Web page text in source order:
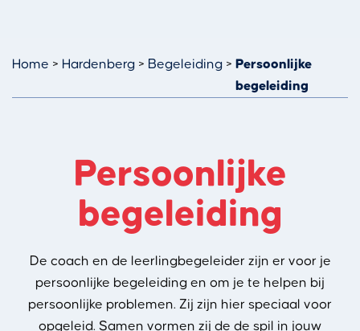
Home Hardenberg Begeleiding
Persoonlijke
begeleiding
Persoonlijke
begeleiding
De coach en de leerlingbegeleider zijn er voor je
persoonlijke begeleiding en om je te helpen bij
persoonlijke problemen. Zij zijn hier speciaal voor
opgeleid. Samen vormen zij de de spil in jouw